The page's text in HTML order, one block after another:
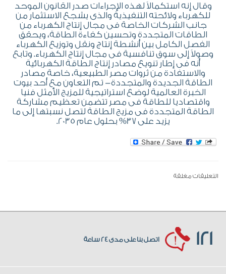
وقال إنه استكمالاً لهذه الإجراءات صدر القانون الموحد
للكهرباء ولائحته التنفيذية والذى يشجع الاستثمار من
جانب الشركات الخاصة فى مجال إنتاج الكهرباء من
الطاقات المتجددة وتحسين كفاءة الطاقة، ويحقق
الفصل الكامل بين أنشطة إنتاج ونقل وتوزيع الكهرباء
وصولاً إلى سوق تنافسية فى مجال إنتاج الكهرباء. وتابع
أنه فى إطار تنويع مصادر إنتاج الطاقة الكهربائية
والاستفادة من ثروات مصر الطبيعية، خاصة مصادر
الطاقة الجديدة والمتجددة- تم التعاون مع أحد بيوت
الخبرة العالمية لوضع استراتيجية للمزيج الأمثل فنيا
واقتصاديا للطاقة فى مصر تتضمن تعظيم مشاركة
الطاقة المتجددة فى مزيج الطاقة لتصل نسبتها إلى ما
يزيد على 37% بحلول عام 2035.
التعليقات مغلقة
121 اتصل بنا على مدى 24 ساعة